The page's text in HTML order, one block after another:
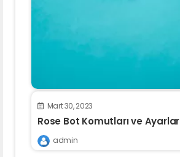
Mart 30, 2023
Rose Bot Komutları ve
admin